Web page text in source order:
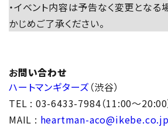
・イベント内容は予告なく変更となる
かじめご了承ください。
お問い合わせ
ハートマンギターズ （渋谷）
TEL : 03-6433-7984（11:00～20:00
MAIL : heartman-aco@ikebe.co.jp